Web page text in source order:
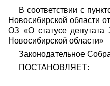
В соответствии с
Новосибирской области
ОЗ «О статусе депутата
Новосибирской области»
Законодательное
ПОСТАНОВЛЯЕТ: